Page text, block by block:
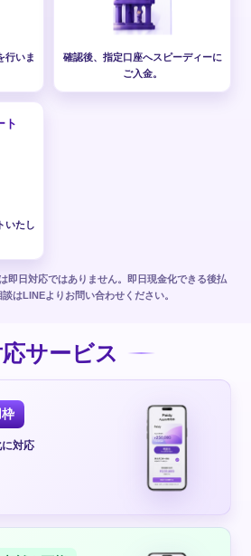
行いま
確認後、指定口座へスピーディーに
ご入金。
ト
いたし
日対応ではありません。即日現金化できる後払
はLINEよりお問い合わせください。
サービス
対応